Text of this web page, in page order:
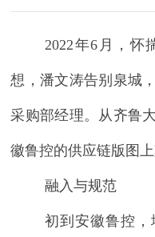
2022年6月，怀
想，潘文涛告别泉城 ，
采购部经理。从齐鲁
徽鲁控的供应链版图
融入与规范
初到安徽鲁控